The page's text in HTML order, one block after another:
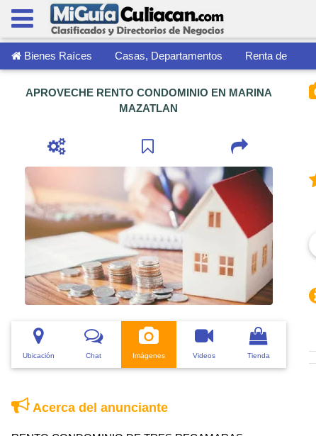
Bienes Raíces Casas, Departamentos Renta de
APROVECHE RENTO CONDOMINIO EN MARINA
MAZATLAN
Ubicación Chat Imágenes Videos Tienda
Acerca del anunciante